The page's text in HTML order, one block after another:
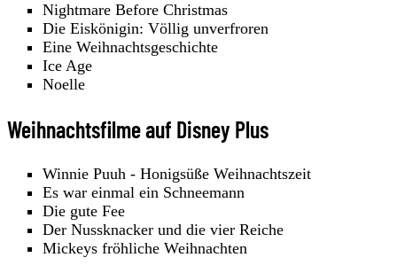
Nightmare Before Christmas
Die Eiskönigin: Völlig unverfroren
Eine Weihnachtsgeschichte
Ice Age
Noelle
Weihnachtsfilme auf Disney Plus
Winnie Puuh - Honigsüße Weihnachtszeit
Es war einmal ein Schneemann
Die gute Fee
Der Nussknacker und die vier Reiche
Mickeys fröhliche Weihnachten